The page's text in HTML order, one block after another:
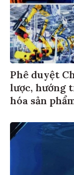
Phê duyệt
lược, hướng
hóa sản